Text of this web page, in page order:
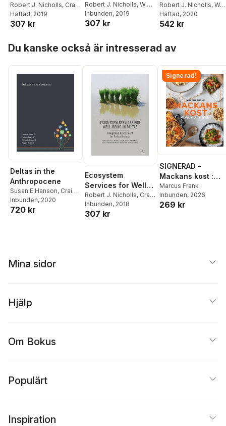
Being in Deltas
Robert J. Nicholls, Craig
W. Hutton,W. Neil
Adger ,Susan E.
Salehin
Häftad, 2019
307 kr
Robert J. Nicholls, W.
Neil Adger ,Craig W.
Hutton,Susan E.
Inbunden, 2019
307 kr
Robert J. Nicholls, W.
Neil Adger,Craig W.
Hutton,Susan E.
Häftad, 2020
542 kr
Du kanske också är intresserad av
Deltas in the
Anthropocene
Susan E Hanson, Craig
W Hutton, Robert J
Nicholls
Inbunden, 2020
720 kr
Ecosystem
Services for Well-
Being in Deltas
Robert J. Nicholls, Craig
W. Hutton, W. Neil
Adger ,Susan E.
Inbunden, 2018
307 kr
Signerad!
SIGNERAD -
Mackans kost :
Middagar och
matlådor
Marcus Frank
Inbunden, 2026
269 kr
Mina sidor
Hjälp
Om Bokus
Populärt
Inspiration